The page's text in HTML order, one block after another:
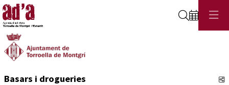
Cerca
Basars i drogueries